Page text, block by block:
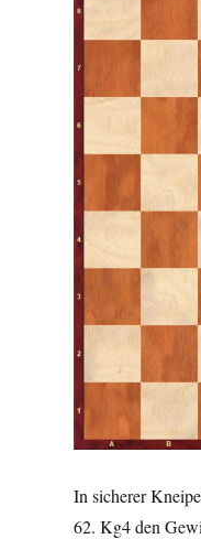
In sicherer
62. Kg4 den